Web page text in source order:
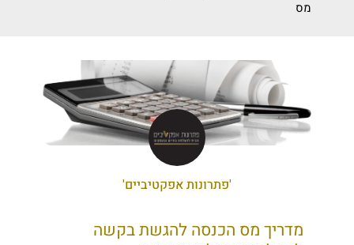
מס
'פתרונות אפקטיביים'
מדריך מס הכנסה להגשת בקשה